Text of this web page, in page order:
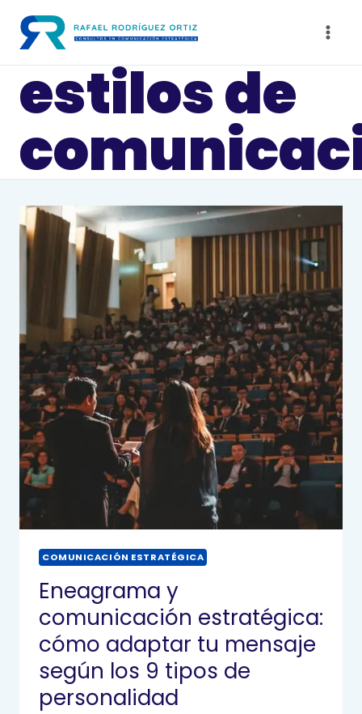
contenido
estilos de
COMUNICACIÓN ESTRATÉGICA
Eneagrama y
comunicación estratégica:
cómo adaptar tu mensaje
según los 9 tipos de
personalidad